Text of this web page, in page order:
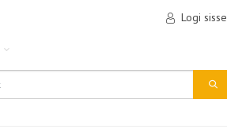
Logi sisse